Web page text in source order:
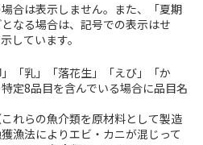
合は表示しません。また、「夏期
なる場合は、記号での表示はせ
しています。
「乳」「落花生」「えび」「か
定8品目を含んでいる場合に品目名
れらの魚介類を原材料として製造
漁法によりエビ・カニが混じって